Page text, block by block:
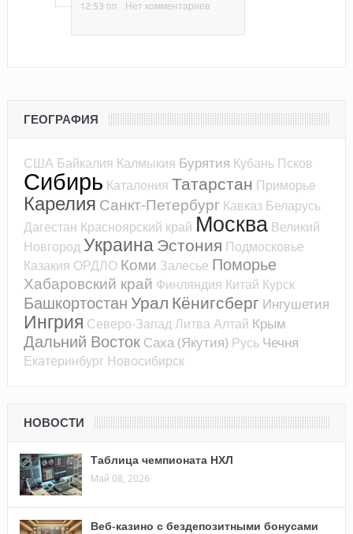
12:53 пп Нет комментариев
ГЕОГРАФИЯ
США Байкалия Калмыкия Бурятия Кубань Псков
Сибирь Каталония Татарстан Приморье
Карелия Санкт-Петербург Кавказ Беларусь
Дагестан Красноярский край Москва Великий
Новгород УкраинаЭстония Подмосковье
Казакия ОРДЛО Коми Залесье Поморье
Хабаровский край Финляндия Китай Курск
Башкортостан Урал Кёнигсберг Ингушетия
Ингрия Северо-ЗападЛитваАлтай Крым
Дальний Восток Саха (Якутия) Русь Чечня
Екатеринбург Новосибирск
НОВОСТИ
Таблица чемпионата НХЛ
Май 08, 2026
Веб-казино с бездепозитными бонусами